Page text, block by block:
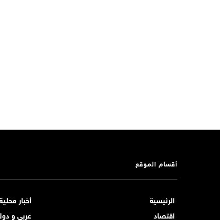
أقسام الموقع
الرئيسية
أخبار
اقتصاد
عربي و